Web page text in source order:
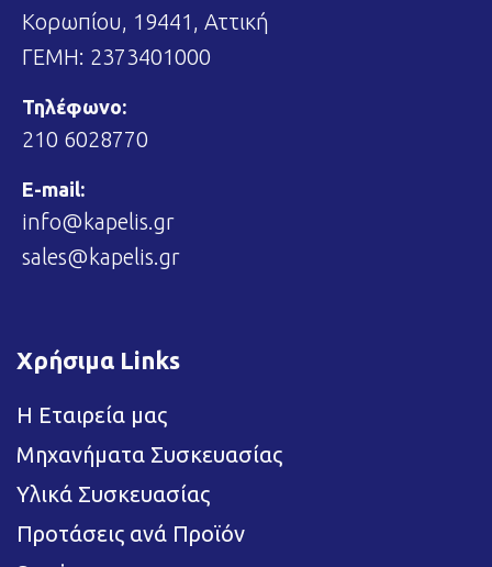
Κορωπίου, 19441, Αττική
ΓΕΜΗ: 2373401000
Τηλέφωνο:
210 6028770
E-mail:
info@kapelis.gr
sales@kapelis.gr
Χρήσιμα Links
Η Εταιρεία μας
Μηχανήματα Συσκευασίας
Υλικά Συσκευασίας
Προτάσεις ανά Προϊόν